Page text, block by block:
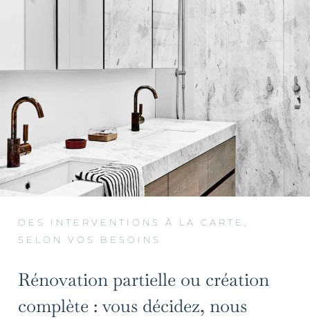
DES INTERVENTIONS À LA CARTE,
SELON VOS BESOINS
Rénovation partielle ou création
complète : vous décidez, nous